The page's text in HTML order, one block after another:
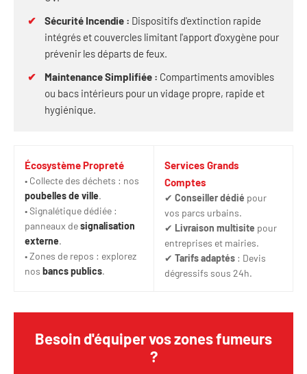
✔
Sécurité Incendie : Dispositifs d'extinction rapide
intégrés et couvercles limitant l'apport d'oxygène pour
prévenir les départs de feux.
✔
Maintenance Simplifiée : Compartiments amovibles
ou bacs intérieurs pour un vidage propre, rapide et
hygiénique.
Écosystème Propreté
• Collecte des déchets : nos
poubelles de ville.
• Signalétique dédiée :
panneaux designalisation
externe.
• Zones de repos : explorez
nos bancs publics.
Services Grands
Comptes
✔ Conseiller dédié pour
vos parcs urbains.
✔ Livraison multisite pour
entreprises et mairies.
✔ Tarifs adaptés : Devis
dégressifs sous 24h.
Besoin d'équiper vos zones fumeurs
?